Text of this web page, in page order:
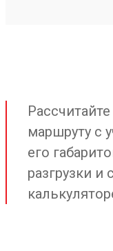
маршруту с
его
разгрузки и